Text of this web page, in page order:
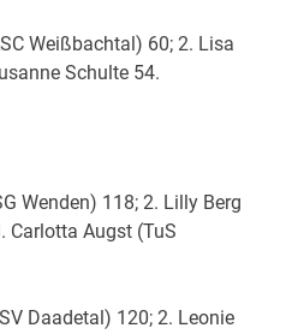
Weißbachtal) 60; 2. Lisa
Schulte 54.
Wenden) 118; 2. Lilly Berg
Carlotta Augst (TuS
Daadetal) 120; 2. Leonie